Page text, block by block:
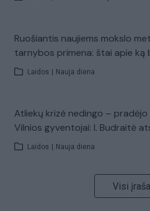
Ruošiantis naujiems mokslo
tarnybos primena: štai apie ką
Laidos Nauja diena
Atliekų krizė nedingo –
Vilnios gyventojai: I. Budraitė
Laidos Nauja diena
Visi